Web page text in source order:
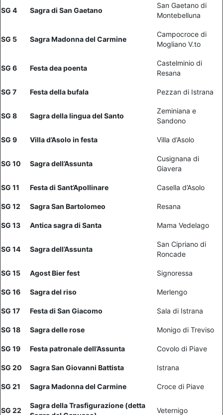
SG 4 Sagra di San Gaetano
San Gaetano di
Montebelluna
SG 5 Sagra Madonna del Carmine
Campocroce di
Mogliano V.to
SG 6 Festa dea poenta
Castelminio di
Resana
SG 7 Festa della bufala Pezzan di Istrana
SG 8 Sagra della lingua del Santo
Zeminiana e
Sandono
SG 9 Villa d’Asolo in festa Villa d’Asolo
SG 10 Sagra dell’Assunta
Cusignana di
Giavera
SG 11 Festa di Sant’Apollinare Casella d’Asolo
SG 12 Sagra San Bartolomeo Resana
SG 13 Antica sagra di Santa Mama Vedelago
SG 14 Sagra dell’Assunta
San Cipriano di
Roncade
SG 15 Agost Bier fest Signoressa
SG 16 Sagra del riso Merlengo
SG 17 Festa di San Giacomo Sala di Istrana
SG 18 Sagra delle rose Monigo di Treviso
SG 19 Festa patronale dell’Assunta Covolo di Piave
SG 20 Sagra San Giovanni Battista Istrana
SG 21 Sagra Madonna del Carmine Croce di Piave
SG 22
Sagra della Trasfigurazione (detta
Veternigo